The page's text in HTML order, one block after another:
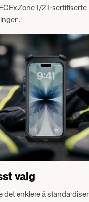
Zone 1/21-sertifiserte
valg
det enklere å